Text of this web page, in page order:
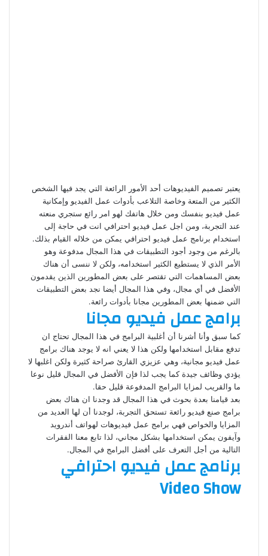
يعتبر تصميم الفيديوهات أحد الأمور الرائعة التي يجد فيها الشخص
الكثير من المتعة وخاصة التلاعب بأدوات عمل الفيديو وإمكانية
عمل فيديو بنفسك ومن خلال هاتفك لهو امر رائع ستجري منعته
عند التجربة، ومن اجل عمل فيديو احترافي انت في حاجة إلى
استخدام برنامج عمل فيديو احترافي يمكن من خلاله القيام بذلك.
بالرغم من وجود أجود التطبيقات في هذا المجال مدفوعة وهو
الأمر الذي لا يستطيع الكثير استخدامه، ولكن لا ننسى أن هناك
بعض المساهمات التي تقتصر على بعض المطورين الذين يقدمون
الأفضل في أي مجال، وفي هذا المجال أيضا نجد بعض التطبيقات
التي ضمنها بعض المطورين مجانا بأدوات رائعة.
برامج عمل فيديو مجانا
كما سبق وأنا أشرنا أن أغلبية البرامج في هذا المجال تحتاج ان
تدفع مقابل استخدامها ولكن هذا لا يعني انه لا يوجد هناك برامج
عمل فيديو مجانية، وهي عزيزي القارئ صراحة كثيرة ولكن اغلبها لا
يؤدي وظائف جيدة كما يجب لذا فإن الأفضل في المجال قليل نوعا
ما والقريب لمزايا البرامج المدفوعة قليل حقا.
بعد قيامنا بعدة بحوث في هذا المجال قد وجدنا ان هناك بعض
برامج صنع فيديو رائعة تستحق التجربة، لوجدنا أن لها العديد من
المزايا والخواص فهي برامج عمل فيديوهات لهواتف أندرويد
وآيفون يمكن استخدامها بشكل مجاني، لذا تابع معنا الفقرات
التالية من أجل التعرف على أفضل البرامج في المجال.
برنامج عمل فيديو احترافي
Video Show